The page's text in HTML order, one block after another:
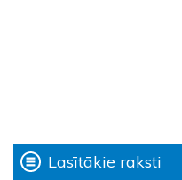
Lasītākie raksti